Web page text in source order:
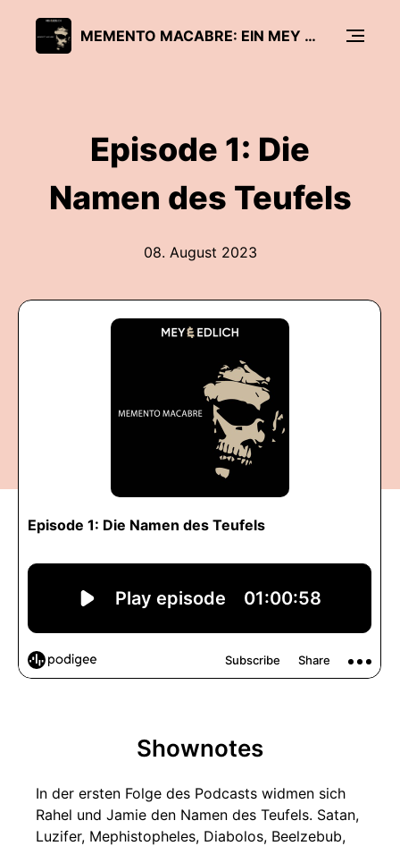
MEMENTO MACABRE: EIN MEY & EDLICH PODCAST ÜBER TOD UND TEUFEL
Episode 1: Die
Namen des Teufels
08. August 2023
Shownotes
In der ersten Folge des Podcasts widmen sich
Rahel und Jamie den Namen des Teufels. Satan,
Luzifer, Mephistopheles, Diabolos, Beelzebub,